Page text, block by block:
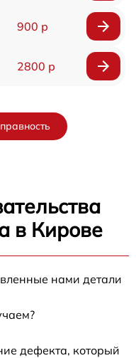
900 р
2800 р
в Кирове
нами детали
дефекта, который